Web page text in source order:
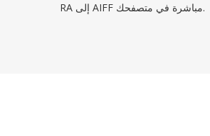
RA إلى AIFF مباشرة في متصفحك.